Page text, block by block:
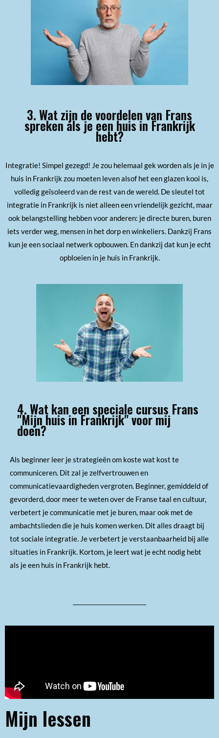
3. Wat zijn de voordelen van Frans
spreken als je een huis in Frankrijk
hebt?
Integratie! Simpel gezegd! Je zou helemaal gek worden als je in je
huis in Frankrijk zou moeten leven alsof het een glazen kooi is,
volledig geïsoleerd van de rest van de wereld. De sleutel tot
integratie in Frankrijk is niet alleen een vriendelijk gezicht, maar
ook belangstelling hebben voor anderen: je directe buren, buren
iets verder weg, mensen in het dorp en winkeliers. Dankzij Frans
kun je een sociaal netwerk opbouwen. En dankzij dat kun je echt
opbloeien in je huis in Frankrijk.
4. Wat kan een speciale cursus Frans
"Mijn huis in Frankrijk" voor mij
doen?
Als beginner leer je strategieën om koste wat kost te
communiceren. Dit zal je zelfvertrouwen en
communicatievaardigheden vergroten. Beginner, gemiddeld of
gevorderd, door meer te weten over de Franse taal en cultuur,
verbetert je communicatie met je buren, maar ook met de
ambachtslieden die je huis komen werken. Dit alles draagt bij
tot sociale integratie. Je verbetert je verstaanbaarheid bij alle
situaties in Frankrijk. Kortom, je leert wat je echt nodig hebt
als je een huis in Frankrijk hebt.
Mijn lessen